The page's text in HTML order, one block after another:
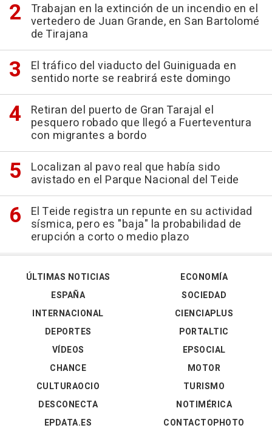
Trabajan en la extinción de un incendio en el
vertedero de Juan Grande, en San Bartolomé
de Tirajana
El tráfico del viaducto del Guiniguada en
sentido norte se reabrirá este domingo
Retiran del puerto de Gran Tarajal el
pesquero robado que llegó a Fuerteventura
con migrantes a bordo
Localizan al pavo real que había sido
avistado en el Parque Nacional del Teide
El Teide registra un repunte en su actividad
sísmica, pero es "baja" la probabilidad de
erupción a corto o medio plazo
ÚLTIMAS NOTICIAS
ESPAÑA
INTERNACIONAL
DEPORTES
VÍDEOS
ECONOMÍA
SOCIEDAD
CIENCIAPLUS
PORTALTIC
EPSOCIAL
CHANCE
CULTURAOCIO
DESCONECTA
EPDATA.ES
MOTOR
TURISMO
NOTIMÉRICA
CONTACTOPHOTO